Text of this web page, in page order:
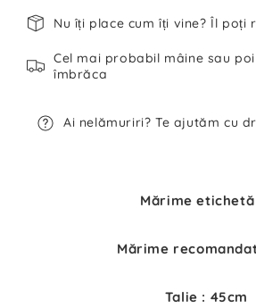
Nike
XL
Nike
XL
Nu îți place cum îți vine? Îl poți
Cel mai probabil mâine sau
îmbrăca
Ai nelămuriri? Te ajutăm cu
Mărime
Mărime
Talie : 45cm